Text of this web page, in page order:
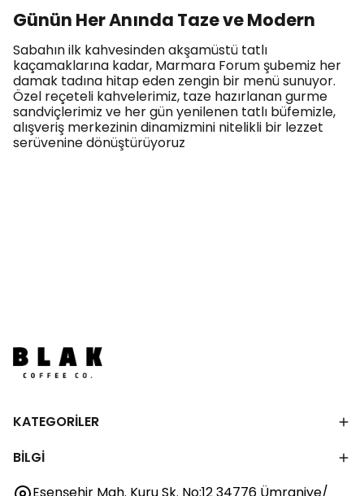
Günün Her Anında Taze ve Modern
Sabahın ilk kahvesinden akşamüstü tatlı
kaçamaklarına kadar, Marmara Forum şubemiz her
damak tadına hitap eden zengin bir menü sunuyor.
Özel reçeteli kahvelerimiz, taze hazırlanan gurme
sandviçlerimiz ve her gün yenilenen tatlı büfemizle,
alışveriş merkezinin dinamizmini nitelikli bir lezzet
serüvenine dönüştürüyoruz
KATEGORİLER
BİLGİ